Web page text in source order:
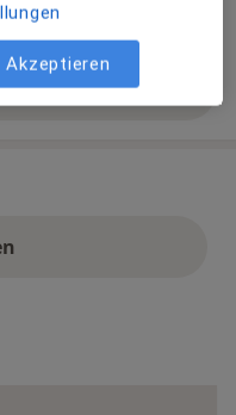
die Adresse
Akzeptieren